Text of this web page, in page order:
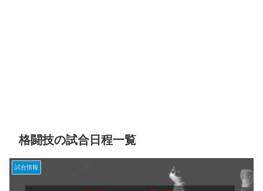
格闘技の試合日程一覧
試合情報